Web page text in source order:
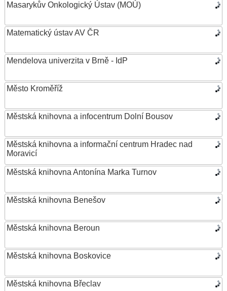
Masarykův Onkologický Ústav (MOÚ)
Matematický ústav AV ČR
Mendelova univerzita v Brně - IdP
Město Kroměříž
Městská knihovna a infocentrum Dolní Bousov
Městská knihovna a informační centrum Hradec nad
Moravicí
Městská knihovna Antonína Marka Turnov
Městská knihovna Benešov
Městská knihovna Beroun
Městská knihovna Boskovice
Městská knihovna Břeclav